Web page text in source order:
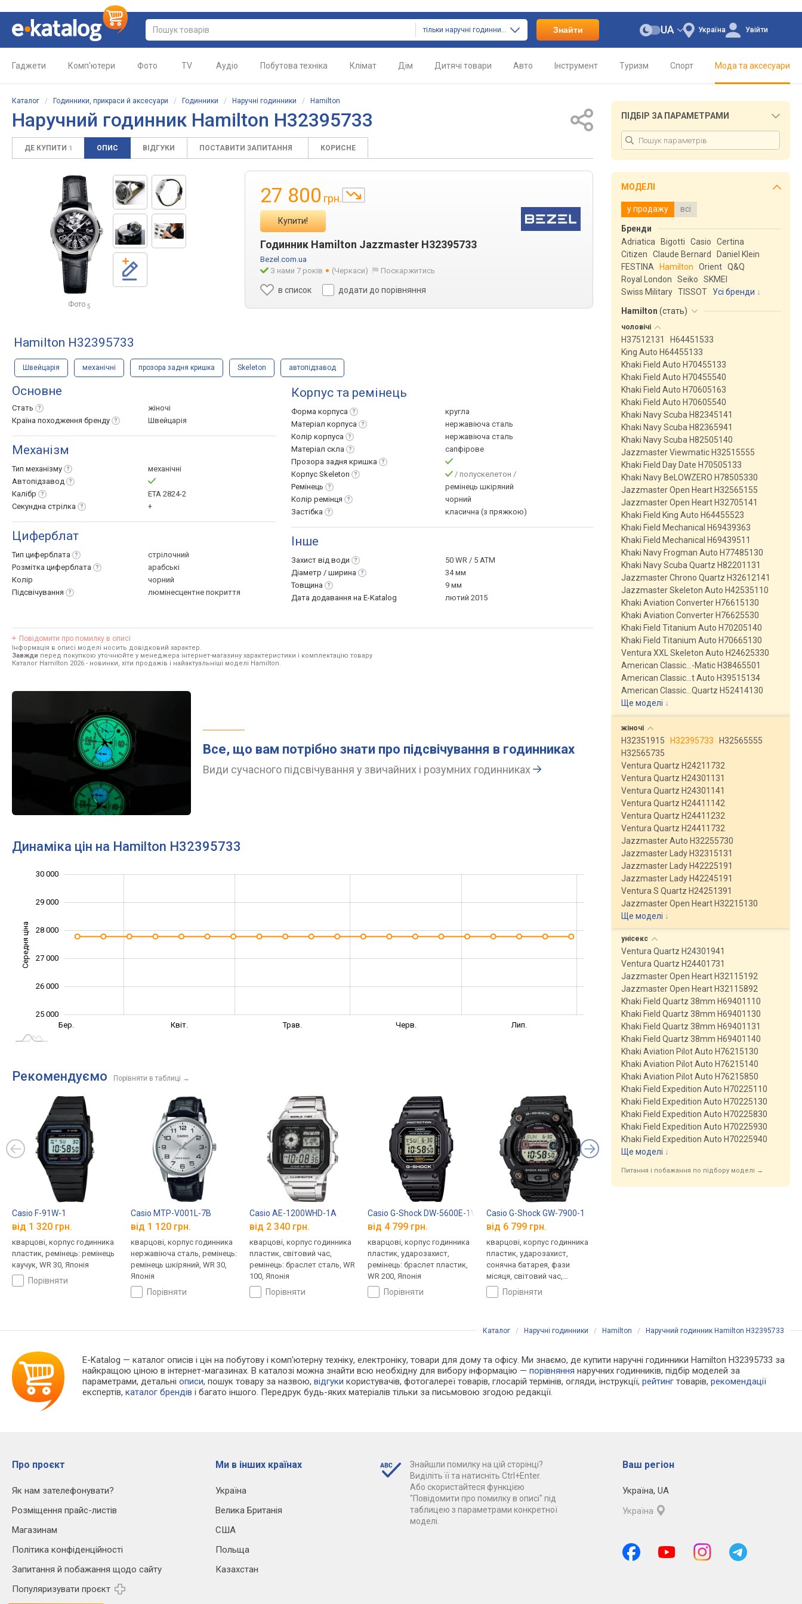
тільки наручні годинники Знайти Україна
UA Увійти
Гаджети Комп'ютери Фото TV Аудіо Побутова техніка Клімат Дім Дитячі товари Авто Інструмент Туризм Спорт Мода та аксесуари
Каталог / Годинники, прикраси й аксесуари / Годинники / Наручні годинники / Hamilton
Наручний годинник Hamilton H32395733
ДЕ КУПИТИ 1 ОПИС ВІДГУКИ ПОСТАВИТИ ЗАПИТАННЯ КОРИСНЕ
Фото 5
27 800 грн.
Купити!
Годинник Hamilton Jazzmaster H32395733
Bezel.com.ua
З нами 7 років
(Черкаси) Поскаржитись
в список додати до порівняння
Hamilton H32395733
Швейцарія механічні прозора задня кришка Skeleton автопідзавод
Основне
Стать
жіночі
Країна походження бренду Швейцарія
Механізм
Тип механізму
механічні
Автопідзавод
Калібр
ETA 2824-2
Секундна стрілка +
Циферблат
Тип циферблата
стрілочний
Розмітка циферблата
арабські
Колір
чорний
Підсвічування
люмінесцентне покриття
Корпус та ремінець
Форма корпуса
кругла
Матеріал корпуса
нержавіюча сталь
Колір корпуса
нержавіюча сталь
Матеріал скла
сапфірове
Прозора задня кришка
Корпус Skeleton
/ полускелетон /
Ремінець
ремінець шкіряний
Колір ремінця
чорний
Застібка
класична (з пряжкою)
Інше
Захист від води
50 WR / 5 ATM
Діаметр / ширина
34 мм
Товщина
9 мм
Дата додавання на E-Katalog
лютий 2015
Повідомити про помилку в описі
Інформація в описі моделі носить довідковий характер.
Завжди перед покупкою уточнюйте у менеджера інтернет-магазину характеристики і комплектацію товару
Каталог Hamilton 2026 - новинки, хіти продажів і найактуальніші моделі Hamilton.
Все, що вам потрібно знати про підсвічування в годинниках
Види сучасного підсвічування у звичайних і розумних годинниках
Динаміка цін на Hamilton H32395733
Середня ціна
25 000
26 000
27 000
28 000
29 000
30 000
L
Бер. Квіт. Трав. Черв. Лип.
Серп.
Вер.
Рекомендуємо Порівняти в таблиці →
Casio F-91W-1
від 1 320 грн.
кварцові, корпус годинника
пластик, ремінець: ремінець
каучук, WR 30, Японія
порівняти
Casio MTP-V001L-7B
від 1 120 грн.
кварцові, корпус годинника
нержавіюча сталь, ремінець:
ремінець шкіряний, WR 30,
Японія
порівняти
Casio AE-1200WHD-1A
від 2 340 грн.
кварцові, корпус годинника
пластик, світовий час,
ремінець: браслет сталь, WR
100, Японія
порівняти
Casio G-Shock DW-5600E-1V
від 4 799 грн.
кварцові, корпус годинника
пластик, ударозахист,
ремінець: браслет пластик,
WR 200, Японія
порівняти
Casio G-Shock GW-7900-1
від 6 799 грн.
кварцові, корпус годинника
пластик, ударозахист,
сонячна батарея, фази
місяця, світовий час,
ремінець: ремінець каучук,
WR 200, Японія
порівняти
ПІДБІР ЗА ПАРАМЕТРАМИ
МОДЕЛІ
у продажу всі
Бренди
Adriatica
Bigotti Casio
Certina
Citizen
Claude Bernard
Daniel Klein
FESTINA
Hamilton Orient Q&Q
Royal London
Seiko
SKMEI
Swiss Military TISSOT
Усі бренди
Hamilton (стать)
чоловічі
H37512131
H64451533
King Auto H64455133
Khaki Field Auto H70455133
Khaki Field Auto H70455540
Khaki Field Auto H70605163
Khaki Field Auto H70605540
Khaki Navy Scuba H82345141
Khaki Navy Scuba H82365941
Khaki Navy Scuba H82505140
Jazzmaster Viewmatic H32515555
Khaki Field Day Date H70505133
Khaki Navy BeLOWZERO H78505330
Jazzmaster Open Heart H32565155
Jazzmaster Open Heart H32705141
Khaki Field King Auto H64455523
Khaki Field Mechanical H69439363
Khaki Field Mechanical H69439511
Khaki Navy Frogman Auto H77485130
Khaki Navy Scuba Quartz H82201131
Jazzmaster Chrono Quartz H32612141
Jazzmaster Skeleton Auto H42535110
Khaki Aviation Converter H76615130
Khaki Aviation Converter H76625530
Khaki Field Titanium Auto H70205140
Khaki Field Titanium Auto H70665130
Ventura XXL Skeleton Auto H24625330
American Classic…-Matic H38465501
American Classic…t Auto H39515134
American Classic…Quartz H52414130
Ще моделі ↓
жіночі
H32351915 H32395733
H32565555
H32565735
Ventura Quartz H24211732
Ventura Quartz H24301131
Ventura Quartz H24301141
Ventura Quartz H24411142
Ventura Quartz H24411232
Ventura Quartz H24411732
Jazzmaster Auto H32255730
Jazzmaster Lady H32315131
Jazzmaster Lady H42225191
Jazzmaster Lady H42245191
Ventura S Quartz H24251391
Jazzmaster Open Heart H32215130
Ще моделі ↓
унісекс
Ventura Quartz H24301941
Ventura Quartz H24401731
Jazzmaster Open Heart H32115192
Jazzmaster Open Heart H32115892
Khaki Field Quartz 38mm H69401110
Khaki Field Quartz 38mm H69401130
Khaki Field Quartz 38mm H69401131
Khaki Field Quartz 38mm H69401140
Khaki Aviation Pilot Auto H76215130
Khaki Aviation Pilot Auto H76215140
Khaki Aviation Pilot Auto H76215850
Khaki Field Expedition Auto H70225110
Khaki Field Expedition Auto H70225130
Khaki Field Expedition Auto H70225830
Khaki Field Expedition Auto H70225930
Khaki Field Expedition Auto H70225940
Ще моделі ↓
Питання і побажання по підбору моделі →
Каталог / Наручні годинники / Hamilton / Наручний годинник Hamilton H32395733
E-Katalog — каталог описів і цін на побутову і комп'ютерну техніку, електроніку, товари для дому та офісу. Ми знаємо, де купити наручні годинники Hamilton H32395733 за
найкращою ціною в інтернет-магазинах. В каталозі можна знайти всю необхідну для вибору інформацію —порівняння наручних годинників, підбір моделей за
параметрами, детальніописи, пошук товару за назвою,відгуки користувачів, фотогалереї товарів, глосарій термінів, огляди, інструкції,рейтинг товарів,рекомендації
експертів,каталог брендів і багато іншого. Передрук будь-яких матеріалів тільки за письмовою згодою редакції.
Про проєкт
Як нам зателефонувати?
Розміщення прайс-листів
Магазинам
Політика конфіденційності
Запитання й побажання щодо сайту
Популяризувати проєкт
Ми в інших країнах
Україна
Велика Британія
США
Польща
Казахстан
Знайшли помилку на цій сторінці?
Виділіть її та натисніть Ctrl+Enter.
Або скористайтеся функцією
"Повідомити про помилку в описі" під
таблицею з параметрами конкретної
моделі.
Ваш регіон
Україна, UA
Україна